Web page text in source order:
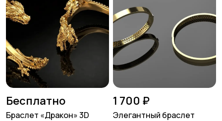
Бесплатно
Браслет «Дракон» 3D
1 700 ₽
Элегантный браслет